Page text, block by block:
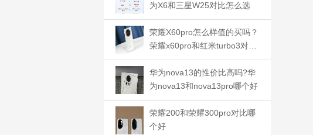
为X6和三星W25对比怎么选
荣耀X60pro怎么样值的买吗？
荣耀x60pro和红米turbo3对比
哪个好
华为nova13的性价比高吗?华
为nova13和nova13pro哪个好
荣耀200和荣耀300pro对比哪
个好